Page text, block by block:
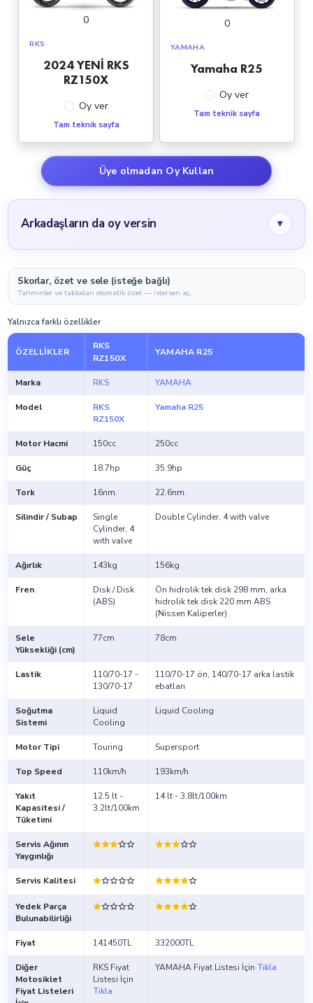
0
RKS
2024 YENİ RKS
RZ150X
Oy ver
Tam teknik sayfa
0
YAMAHA
Yamaha R25
Oy ver
Tam teknik sayfa
Üye olmadan Oy Kullan
Arkadaşların da oy versin ▾
Skorlar, özet ve sele (isteğe bağlı)
Tahminler ve tablodan otomatik özet — istersen aç.
Yalnızca farklı özellikler
ÖZELLIKLER
RKS
RZ150X
YAMAHA R25
Marka RKS YAMAHA
Model
RKS
RZ150X
Yamaha R25
Motor Hacmi 150cc 250cc
Güç 18.7hp 35.9hp
Tork 16nm. 22.6nm.
Silindir / Subap
Single
Cylinder, 4
with valve
Double Cylinder, 4 with valve
Ağırlık 143kg 156kg
Fren
Disk / Disk
(ABS)
Ön hidrolik tek disk 298 mm, arka
hidrolik tek disk 220 mm ABS
(Nissen Kaliperler)
Sele
Yüksekliği (cm)
77cm 78cm
Lastik
110/70-17 -
130/70-17
110/70-17 ön, 140/70-17 arka lastik
ebatları
Soğutma
Sistemi
Liquid
Cooling
Liquid Cooling
Motor Tipi Touring Supersport
Top Speed 110km/h 193km/h
Yakıt
Kapasitesi /
Tüketimi
12.5 lt -
3.2lt/100km
14 lt - 3.8lt/100km
Servis Ağının
Yaygınlığı
Servis Kalitesi
Yedek Parça
Bulunabilirliği
Fiyat 141450TL 332000TL
Diğer
Motosiklet
Fiyat Listeleri
RKS Fiyat
Listesi İçin
Tıkla
YAMAHA Fiyat Listesi İçin Tıkla